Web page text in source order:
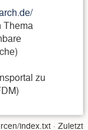
Thema
zu
index.txt · Zuletzt